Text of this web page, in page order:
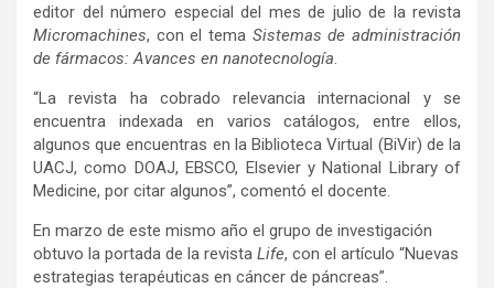
editor del número especial del mes de julio de la revista
Micromachines, con el tema Sistemas de administración
de fármacos: Avances en nanotecnología.
“La revista ha cobrado relevancia internacional y se
encuentra indexada en varios catálogos, entre ellos,
algunos que encuentras en la Biblioteca Virtual (BiVir) de la
UACJ, como DOAJ, EBSCO, Elsevier y National Library of
Medicine, por citar algunos”, comentó el docente.
En marzo de este mismo año el grupo de investigación
obtuvo la portada de la revista Life, con el artículo “Nuevas
estrategias terapéuticas en cáncer de páncreas”.